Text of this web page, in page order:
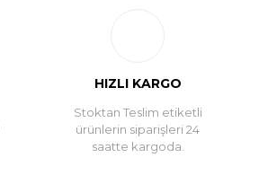
HIZLI KARGO
Stoktan Teslim etiketli
ürünlerin siparişleri 24
saatte kargoda.